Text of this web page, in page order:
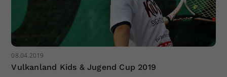
08.04.2019
Vulkanland Kids & Jugend Cup 2019